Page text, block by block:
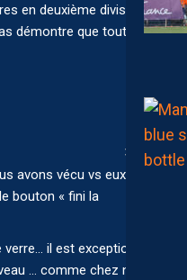
en deuxième division,
démontre que tout peut
avons vécu vs eux en
bouton « fini la
il est exceptionnel
… comme chez nous